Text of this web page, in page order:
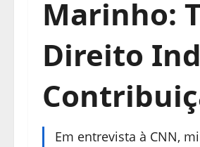
Marinho:
Direito
Em entrevista à CNN,